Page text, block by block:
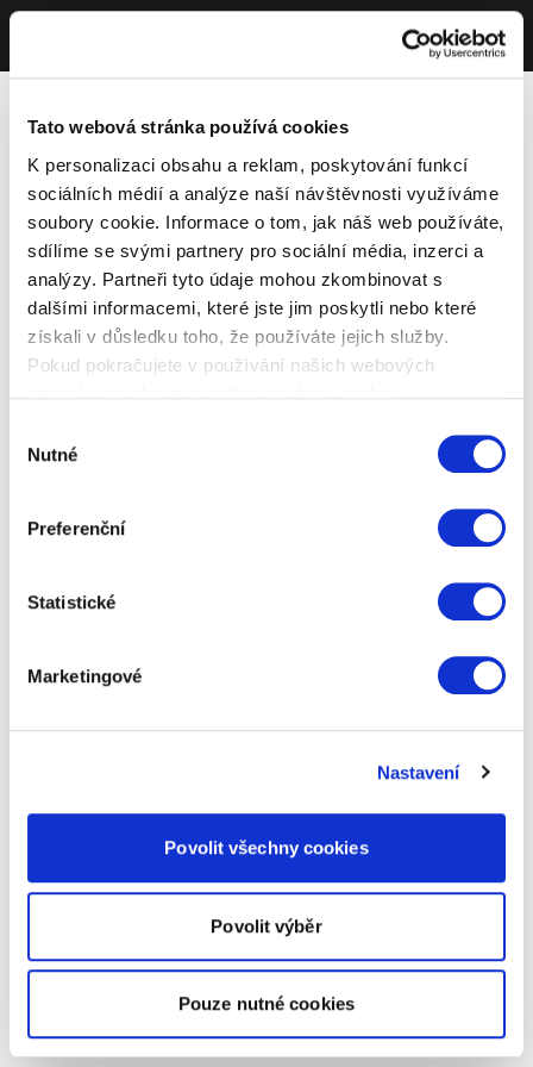
Tato webová stránka používá cookies
K personalizaci obsahu a reklam, poskytování funkcí
sociálních médií a analýze naší návštěvnosti využíváme
soubory cookie. Informace o tom, jak náš web používáte,
sdílíme se svými partnery pro sociální média, inzerci a
analýzy. Partneři tyto údaje mohou zkombinovat s
dalšími informacemi, které jste jim poskytli nebo které
získali v důsledku toho, že používáte jejich služby.
Pokud pokračujete v používání našich webových
souhlasu
Nutné
Preferenční
Statistické
Marketingové
Nastavení
Povolit všechny cookies
Povolit výběr
Pouze nutné cookies